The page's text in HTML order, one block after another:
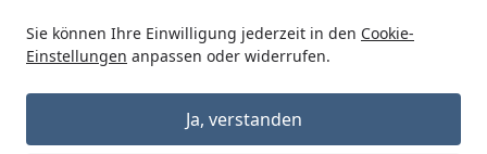
Sie können Ihre Einwilligung jederzeit in den Cookie-
Einstellungen anpassen oder widerrufen.
Ja, verstanden